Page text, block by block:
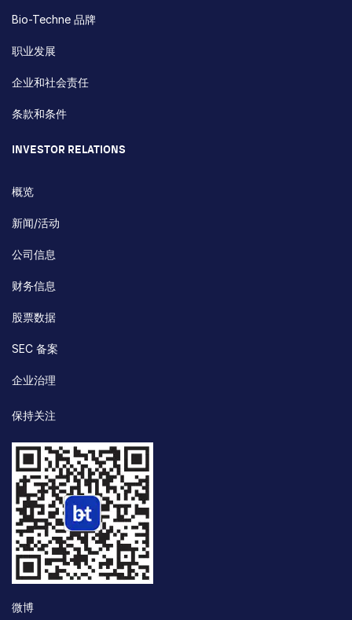
Bio-Techne 品牌
职业发展
企业和社会责任
条款和条件
INVESTOR RELATIONS
概览
新闻/活动
公司信息
财务信息
股票数据
SEC 备案
企业治理
保持关注
微博